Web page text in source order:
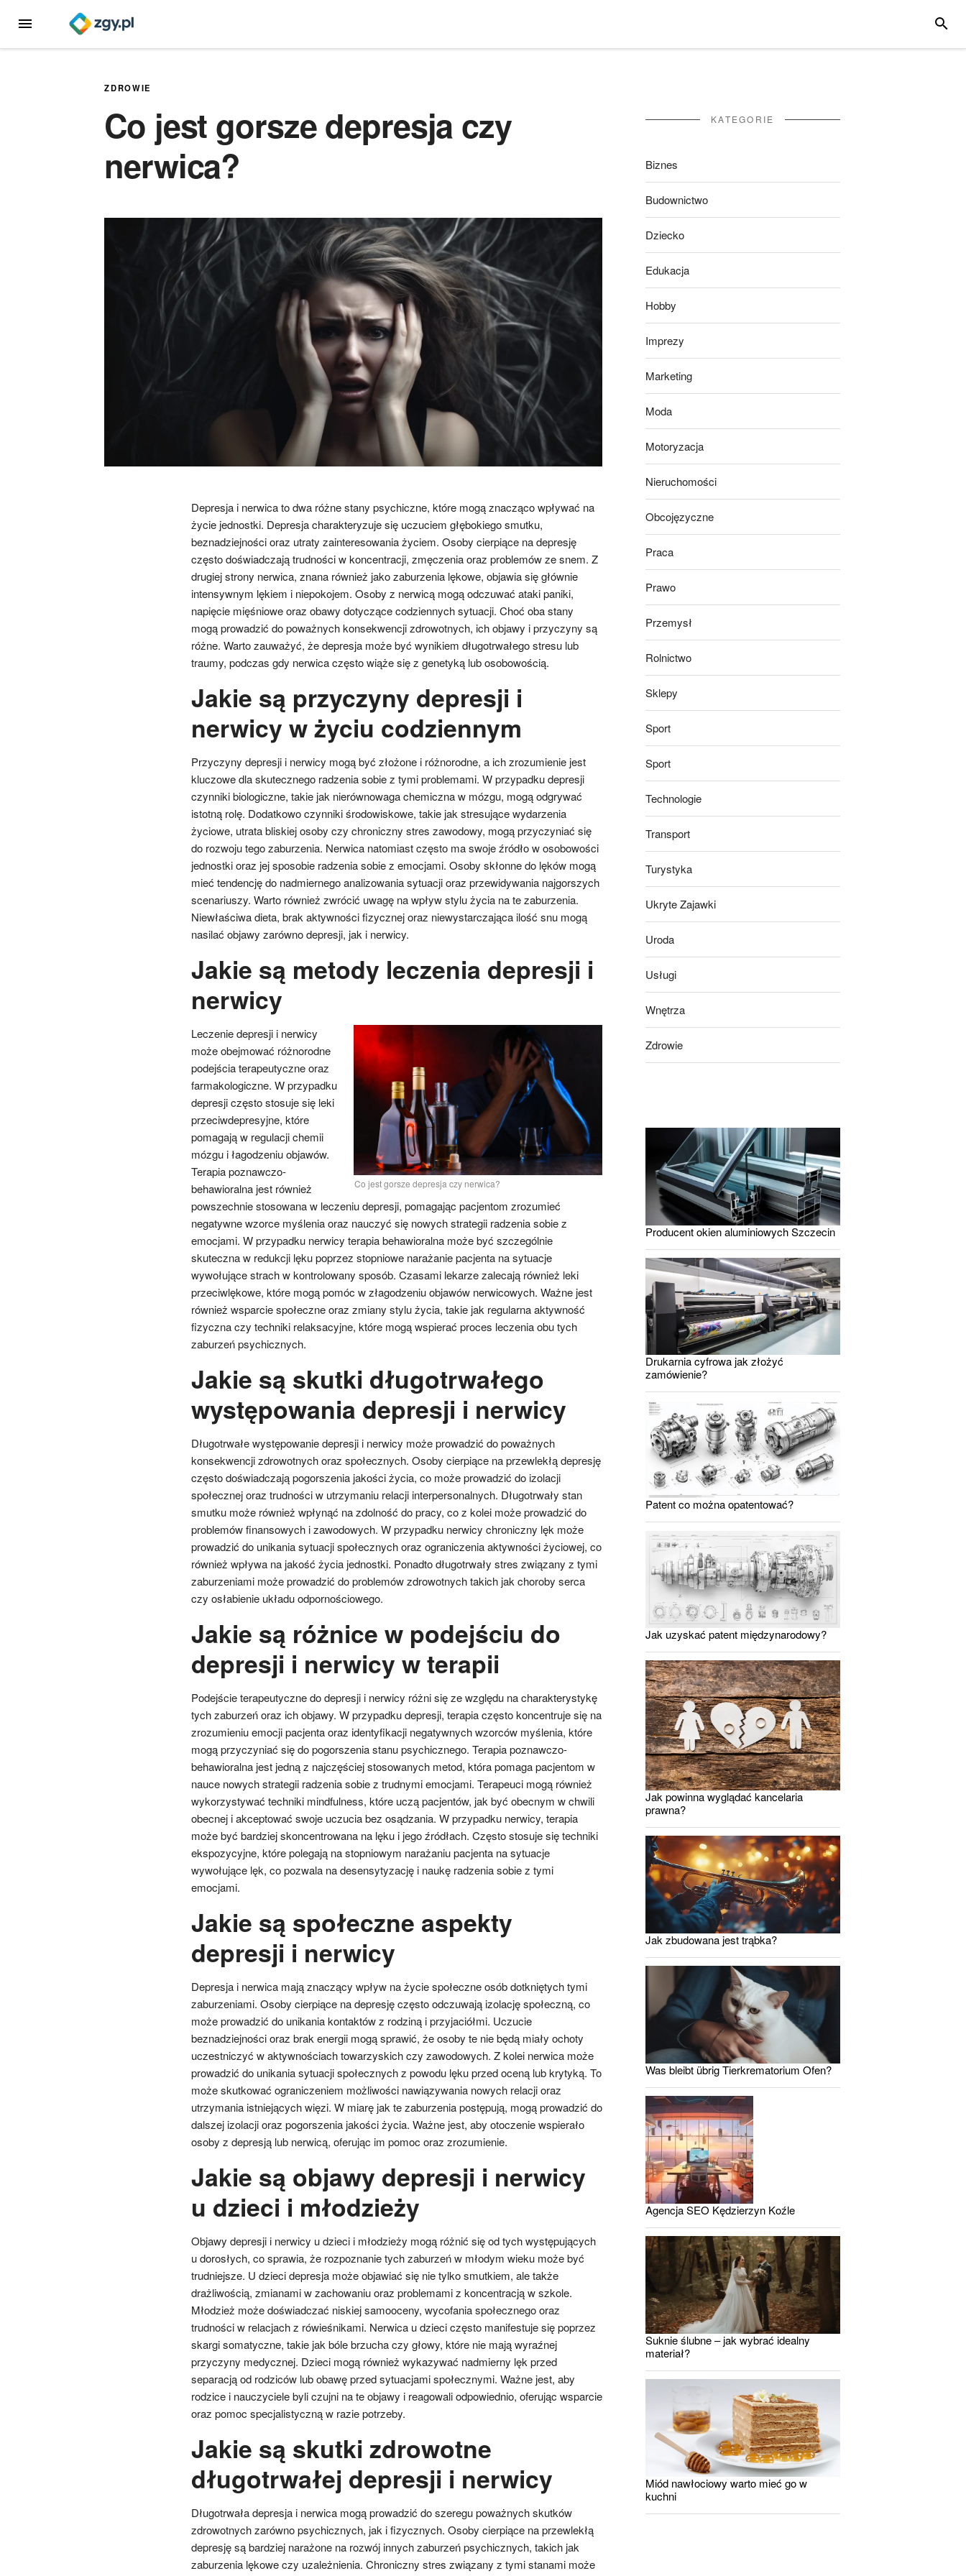
MENU
ZDROWIE
Co jest gorsze depresja czy
nerwica?
Depresja i nerwica to dwa różne stany psychiczne, które mogą znacząco wpływać na
życie jednostki. Depresja charakteryzuje się uczuciem głębokiego smutku,
beznadziejności oraz utraty zainteresowania życiem. Osoby cierpiące na depresję
często doświadczają trudności w koncentracji, zmęczenia oraz problemów ze snem. Z
drugiej strony nerwica, znana również jako zaburzenia lękowe, objawia się głównie
intensywnym lękiem i niepokojem. Osoby z nerwicą mogą odczuwać ataki paniki,
napięcie mięśniowe oraz obawy dotyczące codziennych sytuacji. Choć oba stany
mogą prowadzić do poważnych konsekwencji zdrowotnych, ich objawy i przyczyny są
różne. Warto zauważyć, że depresja może być wynikiem długotrwałego stresu lub
traumy, podczas gdy nerwica często wiąże się z genetyką lub osobowością.
Jakie są przyczyny depresji i
nerwicy w życiu codziennym
Przyczyny depresji i nerwicy mogą być złożone i różnorodne, a ich zrozumienie jest
kluczowe dla skutecznego radzenia sobie z tymi problemami. W przypadku depresji
czynniki biologiczne, takie jak nierównowaga chemiczna w mózgu, mogą odgrywać
istotną rolę. Dodatkowo czynniki środowiskowe, takie jak stresujące wydarzenia
życiowe, utrata bliskiej osoby czy chroniczny stres zawodowy, mogą przyczyniać się
do rozwoju tego zaburzenia. Nerwica natomiast często ma swoje źródło w osobowości
jednostki oraz jej sposobie radzenia sobie z emocjami. Osoby skłonne do lęków mogą
mieć tendencję do nadmiernego analizowania sytuacji oraz przewidywania najgorszych
scenariuszy. Warto również zwrócić uwagę na wpływ stylu życia na te zaburzenia.
Niewłaściwa dieta, brak aktywności fizycznej oraz niewystarczająca ilość snu mogą
nasilać objawy zarówno depresji, jak i nerwicy.
Jakie są metody leczenia depresji i
nerwicy
Co jest gorsze depresja czy nerwica?
Leczenie depresji i nerwicy
może obejmować różnorodne
podejścia terapeutyczne oraz
farmakologiczne. W przypadku
depresji często stosuje się leki
przeciwdepresyjne, które
pomagają w regulacji chemii
mózgu i łagodzeniu objawów.
Terapia poznawczo-
behawioralna jest również
powszechnie stosowana w leczeniu depresji, pomagając pacjentom zrozumieć
negatywne wzorce myślenia oraz nauczyć się nowych strategii radzenia sobie z
emocjami. W przypadku nerwicy terapia behawioralna może być szczególnie
skuteczna w redukcji lęku poprzez stopniowe narażanie pacjenta na sytuacje
wywołujące strach w kontrolowany sposób. Czasami lekarze zalecają również leki
przeciwlękowe, które mogą pomóc w złagodzeniu objawów nerwicowych. Ważne jest
również wsparcie społeczne oraz zmiany stylu życia, takie jak regularna aktywność
fizyczna czy techniki relaksacyjne, które mogą wspierać proces leczenia obu tych
zaburzeń psychicznych.
Jakie są skutki długotrwałego
występowania depresji i nerwicy
Długotrwałe występowanie depresji i nerwicy może prowadzić do poważnych
konsekwencji zdrowotnych oraz społecznych. Osoby cierpiące na przewlekłą depresję
często doświadczają pogorszenia jakości życia, co może prowadzić do izolacji
społecznej oraz trudności w utrzymaniu relacji interpersonalnych. Długotrwały stan
smutku może również wpłynąć na zdolność do pracy, co z kolei może prowadzić do
problemów finansowych i zawodowych. W przypadku nerwicy chroniczny lęk może
prowadzić do unikania sytuacji społecznych oraz ograniczenia aktywności życiowej, co
również wpływa na jakość życia jednostki. Ponadto długotrwały stres związany z tymi
zaburzeniami może prowadzić do problemów zdrowotnych takich jak choroby serca
czy osłabienie układu odpornościowego.
Jakie są różnice w podejściu do
depresji i nerwicy w terapii
Podejście terapeutyczne do depresji i nerwicy różni się ze względu na charakterystykę
tych zaburzeń oraz ich objawy. W przypadku depresji, terapia często koncentruje się na
zrozumieniu emocji pacjenta oraz identyfikacji negatywnych wzorców myślenia, które
mogą przyczyniać się do pogorszenia stanu psychicznego. Terapia poznawczo-
behawioralna jest jedną z najczęściej stosowanych metod, która pomaga pacjentom w
nauce nowych strategii radzenia sobie z trudnymi emocjami. Terapeuci mogą również
wykorzystywać techniki mindfulness, które uczą pacjentów, jak być obecnym w chwili
obecnej i akceptować swoje uczucia bez osądzania. W przypadku nerwicy, terapia
może być bardziej skoncentrowana na lęku i jego źródłach. Często stosuje się techniki
ekspozycyjne, które polegają na stopniowym narażaniu pacjenta na sytuacje
wywołujące lęk, co pozwala na desensytyzację i naukę radzenia sobie z tymi
emocjami.
Jakie są społeczne aspekty
depresji i nerwicy
Depresja i nerwica mają znaczący wpływ na życie społeczne osób dotkniętych tymi
zaburzeniami. Osoby cierpiące na depresję często odczuwają izolację społeczną, co
może prowadzić do unikania kontaktów z rodziną i przyjaciółmi. Uczucie
beznadziejności oraz brak energii mogą sprawić, że osoby te nie będą miały ochoty
uczestniczyć w aktywnościach towarzyskich czy zawodowych. Z kolei nerwica może
prowadzić do unikania sytuacji społecznych z powodu lęku przed oceną lub krytyką. To
może skutkować ograniczeniem możliwości nawiązywania nowych relacji oraz
utrzymania istniejących więzi. W miarę jak te zaburzenia postępują, mogą prowadzić do
dalszej izolacji oraz pogorszenia jakości życia. Ważne jest, aby otoczenie wspierało
osoby z depresją lub nerwicą, oferując im pomoc oraz zrozumienie.
Jakie są objawy depresji i nerwicy
u dzieci i młodzieży
Objawy depresji i nerwicy u dzieci i młodzieży mogą różnić się od tych występujących
u dorosłych, co sprawia, że rozpoznanie tych zaburzeń w młodym wieku może być
trudniejsze. U dzieci depresja może objawiać się nie tylko smutkiem, ale także
drażliwością, zmianami w zachowaniu oraz problemami z koncentracją w szkole.
Młodzież może doświadczać niskiej samooceny, wycofania społecznego oraz
trudności w relacjach z rówieśnikami. Nerwica u dzieci często manifestuje się poprzez
skargi somatyczne, takie jak bóle brzucha czy głowy, które nie mają wyraźnej
przyczyny medycznej. Dzieci mogą również wykazywać nadmierny lęk przed
separacją od rodziców lub obawę przed sytuacjami społecznymi. Ważne jest, aby
rodzice i nauczyciele byli czujni na te objawy i reagowali odpowiednio, oferując wsparcie
oraz pomoc specjalistyczną w razie potrzeby.
Jakie są skutki zdrowotne
długotrwałej depresji i nerwicy
Długotrwała depresja i nerwica mogą prowadzić do szeregu poważnych skutków
zdrowotnych zarówno psychicznych, jak i fizycznych. Osoby cierpiące na przewlekłą
depresję są bardziej narażone na rozwój innych zaburzeń psychicznych, takich jak
zaburzenia lękowe czy uzależnienia. Chroniczny stres związany z tymi stanami może
KATEGORIE
Biznes
Budownictwo
Dziecko
Edukacja
Hobby
Imprezy
Marketing
Moda
Motoryzacja
Nieruchomości
Obcojęzyczne
Praca
Prawo
Przemysł
Rolnictwo
Sklepy
Sport
Sport
Technologie
Transport
Turystyka
Ukryte Zajawki
Uroda
Usługi
Wnętrza
Zdrowie
Producent okien aluminiowych Szczecin
Drukarnia cyfrowa jak złożyć
zamówienie?
Patent co można opatentować?
Jak uzyskać patent międzynarodowy?
Jak powinna wyglądać kancelaria
prawna?
Jak zbudowana jest trąbka?
Was bleibt übrig Tierkrematorium Ofen?
Agencja SEO Kędzierzyn Koźle
Suknie ślubne – jak wybrać idealny
materiał?
Miód nawłociowy warto mieć go w
kuchni